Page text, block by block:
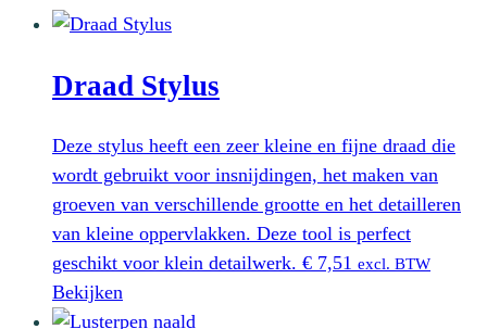
Draad Stylus
Deze stylus heeft een zeer kleine en fijne draad die
wordt gebruikt voor insnijdingen, het maken van
groeven van verschillende grootte en het detailleren
van kleine oppervlakken. Deze tool is perfect
geschikt voor klein detailwerk. € 7,51 excl. BTW
Bekijken